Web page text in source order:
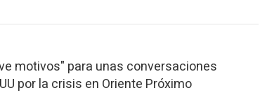
motivos" para unas conversaciones
por la crisis en Oriente Próximo